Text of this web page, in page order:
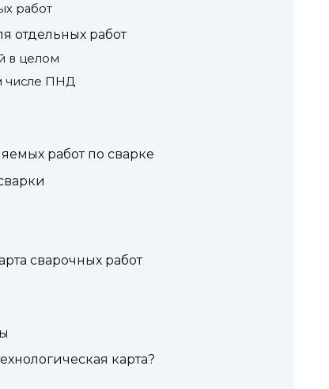
работ
отдельных работ
в целом
числе ПНД
работ по сварке
сварочных работ
карта?